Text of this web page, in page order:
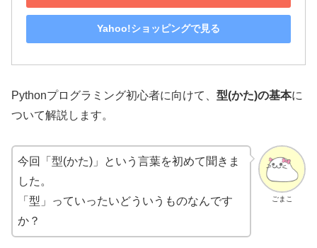
Yahoo!ショッピングで見る
Pythonプログラミング初心者に向けて、 型(かた)の基本に
ついて解説します。
ごまこ
今回「型(かた)」という言葉を初めて聞きま
した。
「型」っていったいどういうものなんです
か？